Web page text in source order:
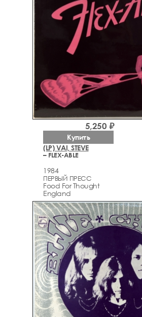
(LP) VAI, STEVE
– FLEX-ABLE
1984
ПЕРВЫЙ ПРЕСС
Food For Thought
England
5,250 ₽
Купить